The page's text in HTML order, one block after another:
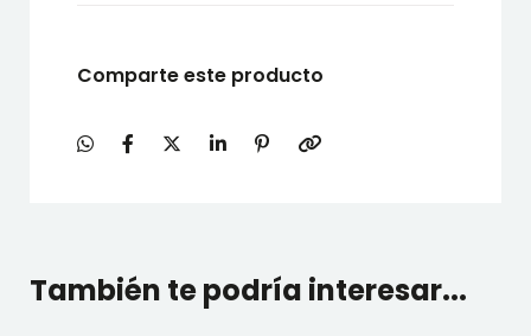
Comparte este producto
También te podría interesar...